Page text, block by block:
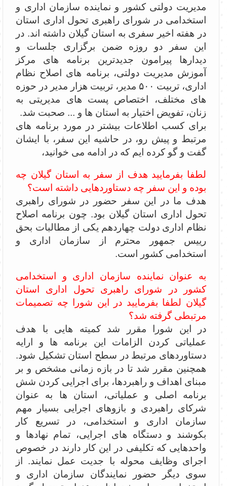
مدیریت دولتی کشور و نماینده سازمان اداری و
استخدامی در شورای راهبری تحول اداری استان
در هفته اخیر سفری به استان گیلان داشته اند. در
این سفر دو روزه ضمن برگزاری جلسات و
دیدارها پیرامون جدیدترین برنامه های مرکز
آموزش مدیریت دولتی، برنامه های اصلاح نظام
اداری، تربیت ۵۰۰ مدیر، تربیت هزار مدیر در حوزه
های مختلف، اختصاص پست های مدیریتی به
زنان، تفویض اختیار به استان ها و ... صحبت شد.
برای کسب اطلاعات بیشتر در مورد برنامه های
مرتبط و پیش رو، در حاشیه این سفر، با ایشان
گفت و گو کرده ایم که در ادامه می خوانید،
لطفا بفرمایید هدف از سفر به استان گیلان چه
بوده و این سفر چه دستاوردهایی داشته است؟
هدف ما در این سفر حضور در شورای راهبری
تحول اداری استان گیلان بود. چون برنامه اصلاح
نظام اداری دولت چهاردهم یکی از مطالبات بحق
رییس جمهور محترم از سازمان اداری و
استخدامی کشور است.
به عنوان نماینده سازمان اداری و استخدامی
کشور در شورای راهبری تحول اداری استان
گیلان لطفا بفرمایید در این شورا چه تصمیمات
مرتبطی گرفته شد؟
در این شورا مقرر شد کمیته هایی با هدف
عملیاتی کردن الزامات این برنامه ها و ارایه
دستاوردهای مرتبط در سطح استان تشکیل شود.
همچنین مقرر شد تا در بازه زمانی مشخص و بر
مبنای اهداف و راهبردها، برای اجرایی کردن شش
برنامه اصلی و عملیاتی، استان ها به عنوان
شرکای راهبردی و بازوهای اجرایی بسیار مهم
سازمان اداری و استخدامی، در تسریع کار
بکوشند و دستگاه های اجرایی، تمام نهادها و
واحدهایی که تکلیفی در این کار دارند در خصوص
اجرای وظایف محوله با جدیت عمل نمایند. از
سوی دیگر حضور نمایندگان سازمان اداری و